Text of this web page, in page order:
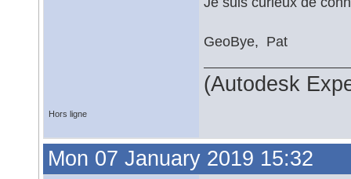
GeoBye, Pat
(Autodesk
Hors ligne
Mon 07 January 2019 15:32